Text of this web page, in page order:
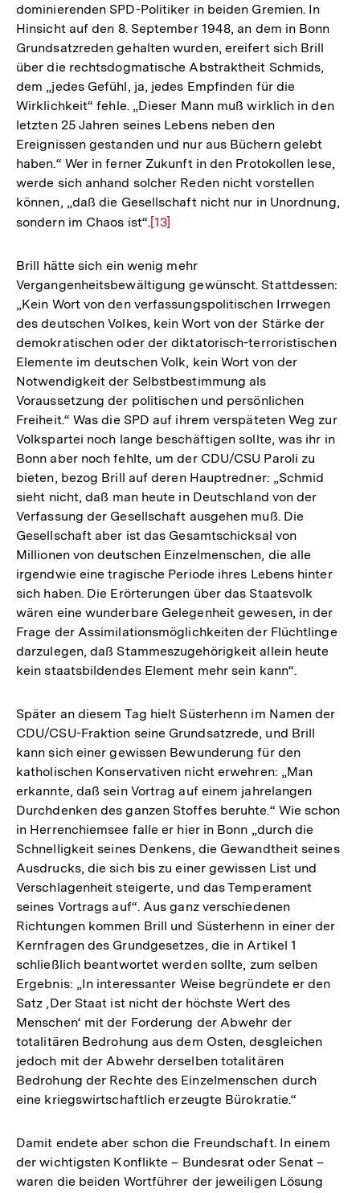
dominierenden SPD-Politiker in beiden Gremien. In
Hinsicht auf den 8. September 1948, an dem in Bonn
Grundsatzreden gehalten wurden, ereifert sich Brill
über die rechtsdogmatische Abstraktheit Schmids,
dem „jedes Gefühl, ja, jedes Empfinden für die
Wirklichkeit“ fehle. „Dieser Mann muß wirklich in den
letzten 25 Jahren seines Lebens neben den
Ereignissen gestanden und nur aus Büchern gelebt
haben.“ Wer in ferner Zukunft in den Protokollen lese,
werde sich anhand solcher Reden nicht vorstellen
können, „daß die Gesellschaft nicht nur in Unordnung,
sondern im Chaos ist“.Zur
der
Fußnote
[13]
Brill hätte sich ein wenig mehr
Vergangenheitsbewältigung gewünscht. Stattdessen:
„Kein Wort von den verfassungspolitischen Irrwegen
des deutschen Volkes, kein Wort von der Stärke der
demokratischen oder der diktatorisch-terroristischen
Elemente im deutschen Volk, kein Wort von der
Notwendigkeit der Selbstbestimmung als
Voraussetzung der politischen und persönlichen
Freiheit.“ Was die SPD auf ihrem verspäteten Weg zur
Volkspartei noch lange beschäftigen sollte, was ihr in
Bonn aber noch fehlte, um der CDU/CSU Paroli zu
bieten, bezog Brill auf deren Hauptredner: „Schmid
sieht nicht, daß man heute in Deutschland von der
Verfassung der Gesellschaft ausgehen muß. Die
Gesellschaft aber ist das Gesamtschicksal von
Millionen von deutschen Einzelmenschen, die alle
irgendwie eine tragische Periode ihres Lebens hinter
sich haben. Die Erörterungen über das Staatsvolk
wären eine wunderbare Gelegenheit gewesen, in der
Frage der Assimilationsmöglichkeiten der Flüchtlinge
darzulegen, daß Stammeszugehörigkeit allein heute
kein staatsbildendes Element mehr sein kann“.
Später an diesem Tag hielt Süsterhenn im Namen der
CDU/CSU-Fraktion seine Grundsatzrede, und Brill
kann sich einer gewissen Bewunderung für den
katholischen Konservativen nicht erwehren: „Man
erkannte, daß sein Vortrag auf einem jahrelangen
Durchdenken des ganzen Stoffes beruhte.“ Wie schon
in Herrenchiemsee falle er hier in Bonn „durch die
Schnelligkeit seines Denkens, die Gewandtheit seines
Ausdrucks, die sich bis zu einer gewissen List und
Verschlagenheit steigerte, und das Temperament
seines Vortrags auf“. Aus ganz verschiedenen
Richtungen kommen Brill und Süsterhenn in einer der
Kernfragen des Grundgesetzes, die in Artikel 1
schließlich beantwortet werden sollte, zum selben
Ergebnis: „In interessanter Weise begründete er den
Satz ‚Der Staat ist nicht der höchste Wert des
Menschen‘ mit der Forderung der Abwehr der
totalitären Bedrohung aus dem Osten, desgleichen
jedoch mit der Abwehr derselben totalitären
Bedrohung der Rechte des Einzelmenschen durch
eine kriegswirtschaftlich erzeugte Bürokratie.“
Damit endete aber schon die Freundschaft. In einem
der wichtigsten Konflikte – Bundesrat oder Senat –
waren die beiden Wortführer der jeweiligen Lösung